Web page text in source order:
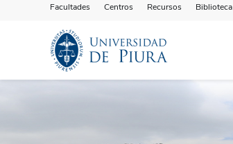
Facultades Centros Recursos Biblioteca